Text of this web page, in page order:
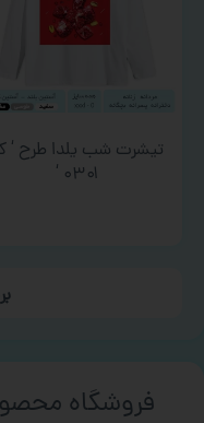
تیشرت شب یلدا طرح ‘
۰۳۰۱ ‘
فروشگاه